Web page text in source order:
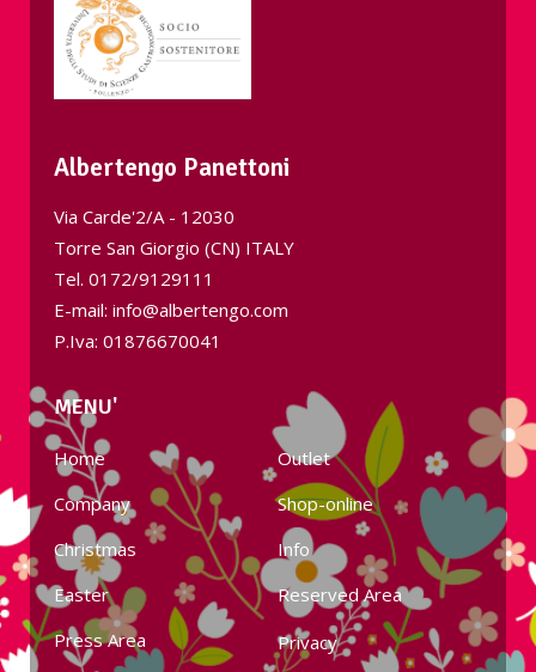
Albertengo Panettoni
Via Carde'2/A - 12030
Torre San Giorgio (CN) ITALY
Tel. 0172/9129111
E-mail: info@albertengo.com
P.Iva: 01876670041
MENU'
Home
Company
Christmas
Easter
Press Area
Outlet
Shop-online
Info
Reserved Area
Privacy